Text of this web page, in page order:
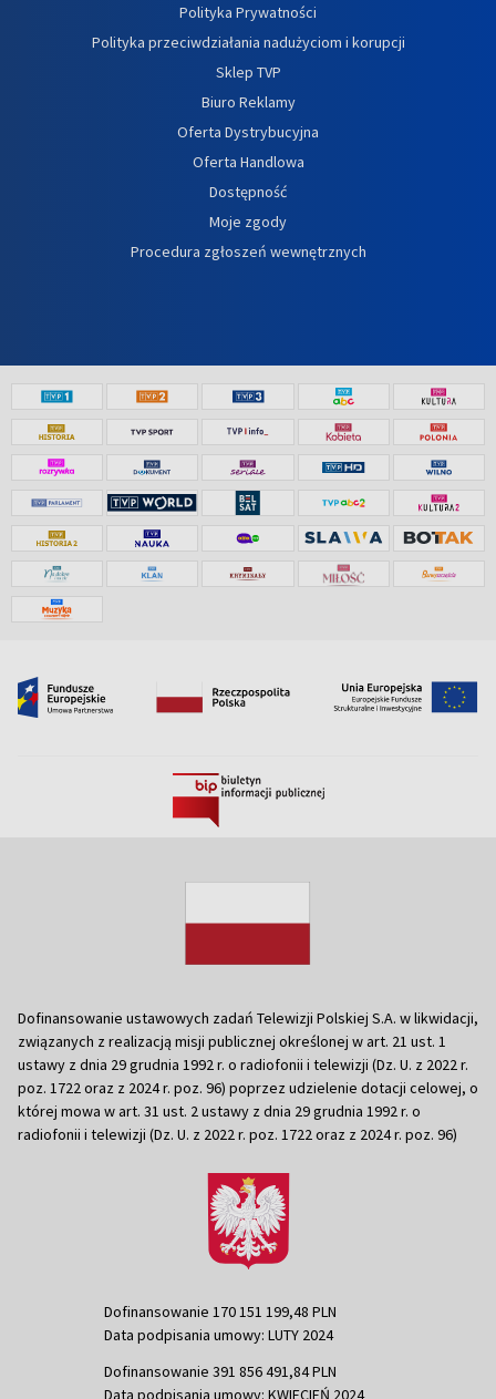
Polityka Prywatności
Polityka przeciwdziałania nadużyciom i korupcji
Sklep TVP
Biuro Reklamy
Oferta Dystrybucyjna
Oferta Handlowa
Dostępność
Moje zgody
Procedura zgłoszeń wewnętrznych
Dofinansowanie ustawowych zadań Telewizji Polskiej S.A. w likwidacji,
związanych z realizacją misji publicznej określonej w art. 21 ust. 1
ustawy z dnia 29 grudnia 1992 r. o radiofonii i telewizji (Dz. U. z 2022 r.
poz. 1722 oraz z 2024 r. poz. 96) poprzez udzielenie dotacji celowej, o
której mowa w art. 31 ust. 2 ustawy z dnia 29 grudnia 1992 r. o
radiofonii i telewizji (Dz. U. z 2022 r. poz. 1722 oraz z 2024 r. poz. 96)
Dofinansowanie 170 151 199,48 PLN
Data podpisania umowy: LUTY 2024
Dofinansowanie 391 856 491,84 PLN
Data podpisania umowy: KWIECIEŃ 2024